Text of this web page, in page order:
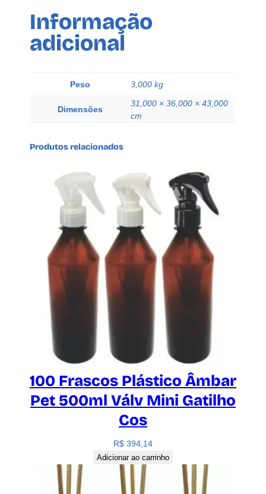
y
L
n
Informação
adicional
Peso 3,000 kg
Dimensões
31,000 × 36,000 × 43,000
cm
Produtos relacionados
100 Frascos Plástico Âmbar
Pet 500ml Válv Mini Gatilho
Cos
R$ 394,14
Adicionar ao carrinho